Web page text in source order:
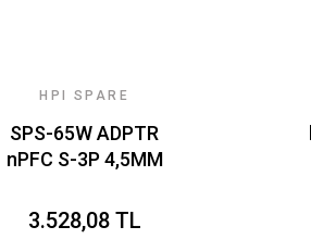
HPI SPARE
SPS-65W ADPTR
nPFC S-3P 4,5MM
3.528,08 TL